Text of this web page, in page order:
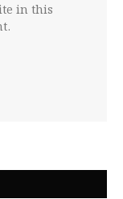
in this